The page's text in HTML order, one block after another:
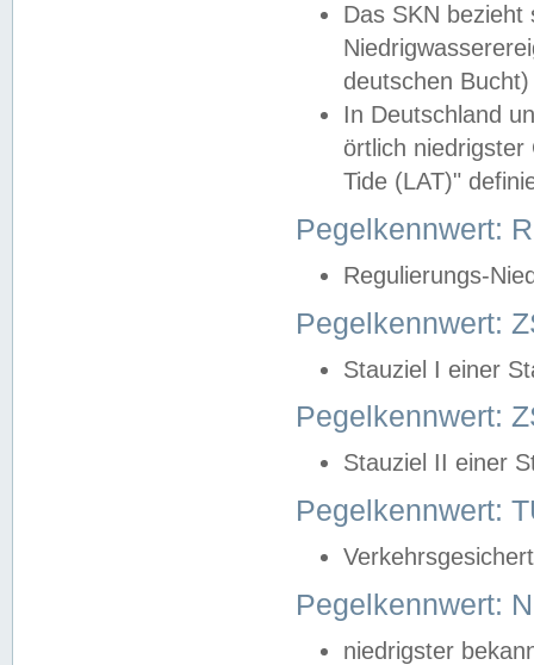
Das SKN
deutschen
In Deutschland
örtlich
Tide (LAT)"
Pegelkennwert:
Regulierungs-
Pegelkennwert:
Stauziel I einer
Pegelkennwert:
Stauziel II einer
Pegelkennwert:
Pegelkennwert:
niedrigster